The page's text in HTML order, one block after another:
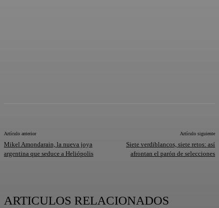
Artículo anterior
Mikel Amondarain, la nueva joya
argentina que seduce a Heliópolis
Artículo siguiente
Siete verdiblancos, siete retos: así
afrontan el parón de selecciones
ARTICULOS RELACIONADOS